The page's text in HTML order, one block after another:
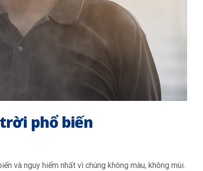
phổ biến
và nguy hiểm nhất vì chúng không màu, không mùi.